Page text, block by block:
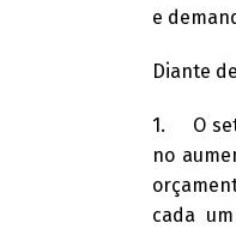
e
Diante
1. O
no
cada